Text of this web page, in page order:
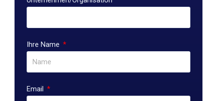
Ihre Name
Email